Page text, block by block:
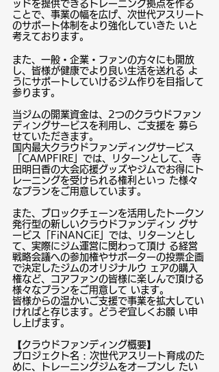
ッドを提供できるトレーニング拠点を作る
ことで、事業の幅を広げ、次世代アスリート
のサポート体制をより強化していきた いと
考えております。
また、一般・企業・ファンの方々にも開放
し、皆様が健康でより良い生活を送れる よ
うにサポートしていけるジム作りを目指して
参ります。
当ジムの開業資金は、2つのクラウドファン
ディングサービスを利用し、ご支援を 募ら
せていただきます。
国内最大クラウドファンディングサービス
「CAMPFIRE」では、リターンとして、 寺
田明日香の大会応援グッズやジムでお得にト
レーニングを受けられる権利といっ た様々
なプランをご用意しています。
また、ブロックチェーンを活用したトークン
発行型の新しいクラウドファンディン グサ
ービス「FiNANCiE」では、リターンとし
て、実際にジム運営に関わって頂け る経営
戦略会議への参加権やサポーターの投票企画
で決定したジムのオリジナルウ ェアの購入
権など、コアファンの皆様に楽しんで頂ける
様々なプランをご用意して います。
皆様からの温かいご支援で事業を拡大してい
ければと存じます。どうぞ宜しくお願 い申
し上げます。
【クラウドファンディング概要】
プロジェクト名 : 次世代アスリート育成のた
めに、トレーニングジムをオープンし たい